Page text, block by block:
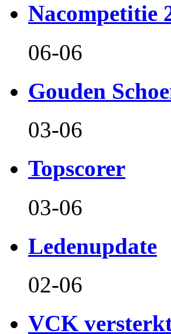
Nacompetitie
06-06
Gouden
03-06
Topscorer
03-06
Ledenupdate
02-06
VCK